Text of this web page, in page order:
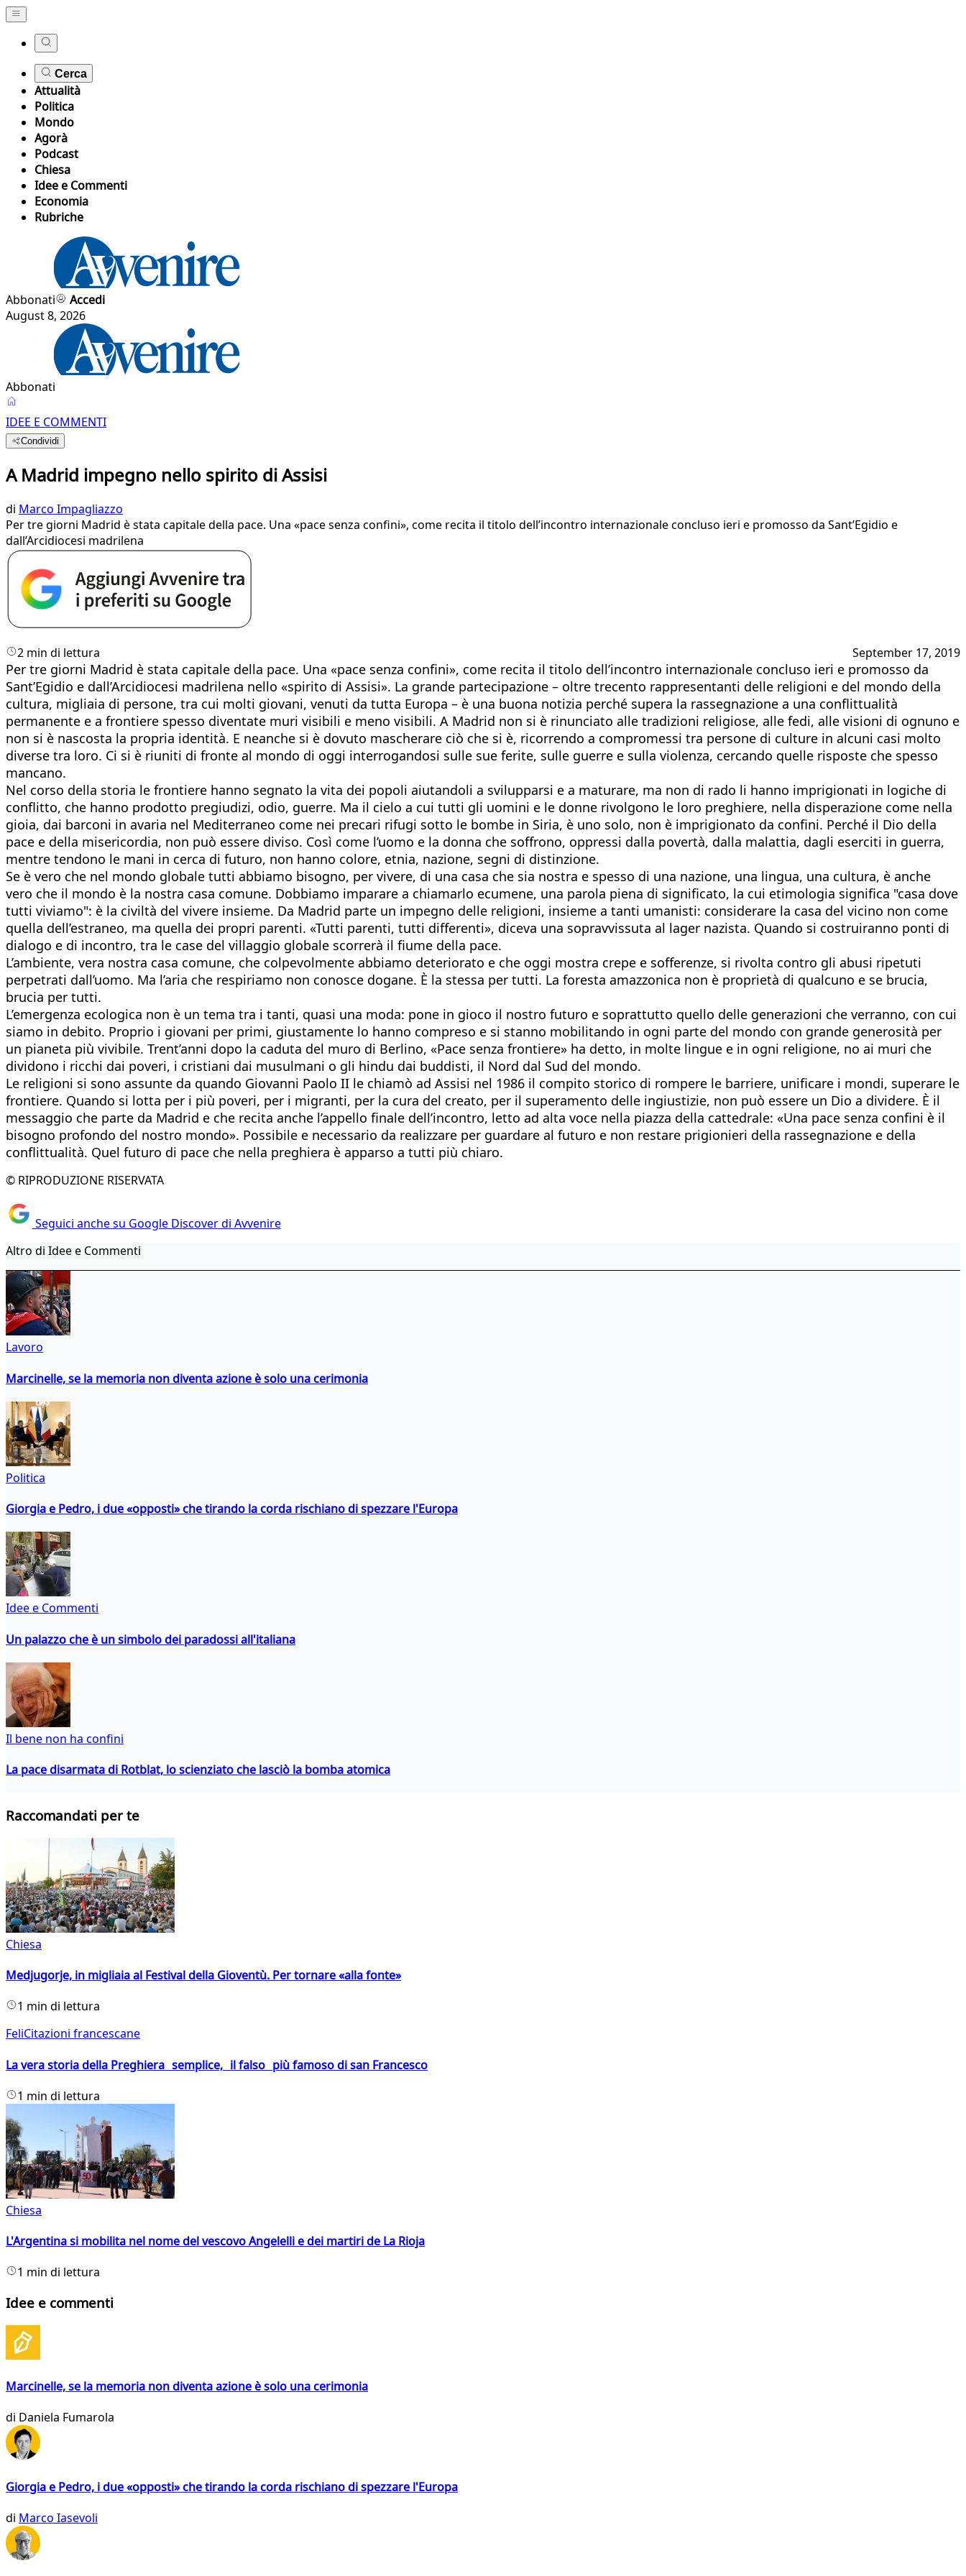
Cerca
Attualità
Politica
Mondo
Agorà
Podcast
Chiesa
Idee e Commenti
Economia
Rubriche
Abbonati
Accedi
August 8, 2026
Abbonati
IDEE E COMMENTI
Condividi
A Madrid impegno nello spirito di Assisi
di Marco Impagliazzo
Per tre giorni Madrid è stata capitale della pace. Una «pace senza confini», come recita il titolo dell’incontro internazionale concluso ieri e promosso da Sant’Egidio e
dall’Arcidiocesi madrilena
2 min di lettura September 17, 2019
Per tre giorni Madrid è stata capitale della pace. Una «pace senza confini», come recita il titolo dell’incontro internazionale concluso ieri e promosso da
Sant’Egidio e dall’Arcidiocesi madrilena nello «spirito di Assisi». La grande partecipazione – oltre trecento rappresentanti delle religioni e del mondo della
cultura, migliaia di persone, tra cui molti giovani, venuti da tutta Europa – è una buona notizia perché supera la rassegnazione a una conflittualità
permanente e a frontiere spesso diventate muri visibili e meno visibili. A Madrid non si è rinunciato alle tradizioni religiose, alle fedi, alle visioni di ognuno e
non si è nascosta la propria identità. E neanche si è dovuto mascherare ciò che si è, ricorrendo a compromessi tra persone di culture in alcuni casi molto
diverse tra loro. Ci si è riuniti di fronte al mondo di oggi interrogandosi sulle sue ferite, sulle guerre e sulla violenza, cercando quelle risposte che spesso
mancano.
Nel corso della storia le frontiere hanno segnato la vita dei popoli aiutandoli a svilupparsi e a maturare, ma non di rado li hanno imprigionati in logiche di
conflitto, che hanno prodotto pregiudizi, odio, guerre. Ma il cielo a cui tutti gli uomini e le donne rivolgono le loro preghiere, nella disperazione come nella
gioia, dai barconi in avaria nel Mediterraneo come nei precari rifugi sotto le bombe in Siria, è uno solo, non è imprigionato da confini. Perché il Dio della
pace e della misericordia, non può essere diviso. Così come l’uomo e la donna che soffrono, oppressi dalla povertà, dalla malattia, dagli eserciti in guerra,
mentre tendono le mani in cerca di futuro, non hanno colore, etnia, nazione, segni di distinzione.
Se è vero che nel mondo globale tutti abbiamo bisogno, per vivere, di una casa che sia nostra e spesso di una nazione, una lingua, una cultura, è anche
vero che il mondo è la nostra casa comune. Dobbiamo imparare a chiamarlo ecumene, una parola piena di significato, la cui etimologia significa "casa dove
tutti viviamo": è la civiltà del vivere insieme. Da Madrid parte un impegno delle religioni, insieme a tanti umanisti: considerare la casa del vicino non come
quella dell’estraneo, ma quella dei propri parenti. «Tutti parenti, tutti differenti», diceva una sopravvissuta al lager nazista. Quando si costruiranno ponti di
dialogo e di incontro, tra le case del villaggio globale scorrerà il fiume della pace.
L’ambiente, vera nostra casa comune, che colpevolmente abbiamo deteriorato e che oggi mostra crepe e sofferenze, si rivolta contro gli abusi ripetuti
perpetrati dall’uomo. Ma l’aria che respiriamo non conosce dogane. È la stessa per tutti. La foresta amazzonica non è proprietà di qualcuno e se brucia,
brucia per tutti.
L’emergenza ecologica non è un tema tra i tanti, quasi una moda: pone in gioco il nostro futuro e soprattutto quello delle generazioni che verranno, con cui
siamo in debito. Proprio i giovani per primi, giustamente lo hanno compreso e si stanno mobilitando in ogni parte del mondo con grande generosità per
un pianeta più vivibile. Trent’anni dopo la caduta del muro di Berlino, «Pace senza frontiere» ha detto, in molte lingue e in ogni religione, no ai muri che
dividono i ricchi dai poveri, i cristiani dai musulmani o gli hindu dai buddisti, il Nord dal Sud del mondo.
Le religioni si sono assunte da quando Giovanni Paolo II le chiamò ad Assisi nel 1986 il compito storico di rompere le barriere, unificare i mondi, superare le
frontiere. Quando si lotta per i più poveri, per i migranti, per la cura del creato, per il superamento delle ingiustizie, non può essere un Dio a dividere. È il
messaggio che parte da Madrid e che recita anche l’appello finale dell’incontro, letto ad alta voce nella piazza della cattedrale: «Una pace senza confini è il
bisogno profondo del nostro mondo». Possibile e necessario da realizzare per guardare al futuro e non restare prigionieri della rassegnazione e della
conflittualità. Quel futuro di pace che nella preghiera è apparso a tutti più chiaro.
© RIPRODUZIONE RISERVATA
Seguici anche su Google Discover di Avvenire
Altro di Idee e Commenti
Lavoro
Marcinelle, se la memoria non diventa azione è solo una cerimonia
Politica
Giorgia e Pedro, i due «opposti» che tirando la corda rischiano di spezzare l'Europa
Idee e Commenti
Un palazzo che è un simbolo dei paradossi all'italiana
Il bene non ha confini
La pace disarmata di Rotblat, lo scienziato che lasciò la bomba atomica
Raccomandati per te
Chiesa
Medjugorje, in migliaia al Festival della Gioventù. Per tornare «alla fonte»
1 min di lettura
FeliCitazioni francescane
La vera storia della Preghiera semplice, il falso più famoso di san Francesco
1 min di lettura
Chiesa
L'Argentina si mobilita nel nome del vescovo Angelelli e dei martiri de La Rioja
1 min di lettura
Idee e commenti
Marcinelle, se la memoria non diventa azione è solo una cerimonia
di Daniela Fumarola
Giorgia e Pedro, i due «opposti» che tirando la corda rischiano di spezzare l'Europa
di Marco Iasevoli